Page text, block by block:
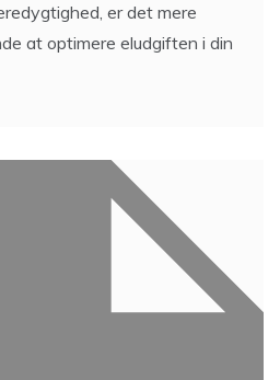
er det mere
at optimere eludgiften i din